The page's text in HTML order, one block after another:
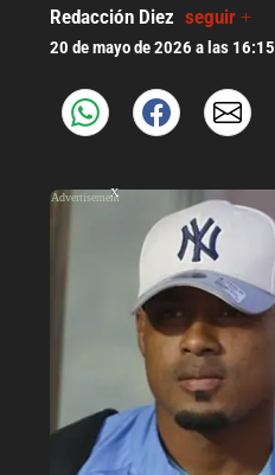
Redacción Diez seguir +
20 de mayo de 2026 a las 16:15
X